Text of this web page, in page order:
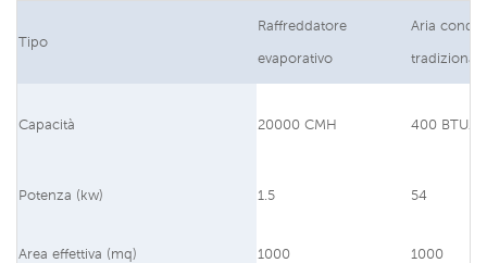
Tipo
Raffreddatore
evaporativo
Aria
tradizionale
Capacità 20000 CMH 400 BTU/
Potenza (kw) 1.5 54
Area effettiva (mq) 1000 1000